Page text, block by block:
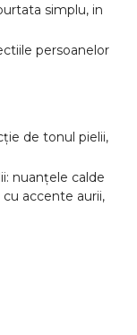
simplu, in
persoanelor
de tonul pielii,
nuanțele calde
accente aurii,